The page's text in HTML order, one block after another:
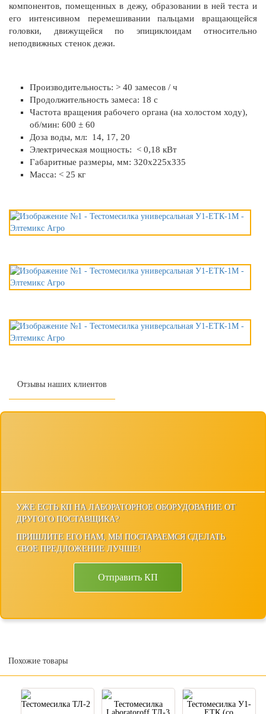
УЖЕ ЕСТЬ КП НА ЛАБОРАТОРНОЕ ОБОРУДОВАНИЕ ОТ
ДРУГОГО ПОСТАВЩИКА?
ПРИШЛИТЕ ЕГО НАМ, МЫ ПОСТАРАЕМСЯ СДЕЛАТЬ
СВОЕ ПРЕДЛОЖЕНИЕ ЛУЧШЕ!
Отправить КП
компонентов, помещенных в дежу, образовании в ней теста и
его интенсивном перемешивании пальцами вращающейся
головки, движущейся по эпициклоидам относительно
неподвижных стенок дежи.
Производительность: > 40 замесов / ч
Продолжительность замеса: 18 с
Частота вращения рабочего органа (на холостом ходу),
об/мин: 600 ± 60
Доза воды, мл: 14, 17, 20
Электрическая мощность: < 0,18 кВт
Габаритные размеры, мм: 320х225х335
Масса: < 25 кг
Похожие товары
Тестомесилка ТЛ-2
Тестомесилка
Тестомесилка У1-
Отзывы наших клиентов